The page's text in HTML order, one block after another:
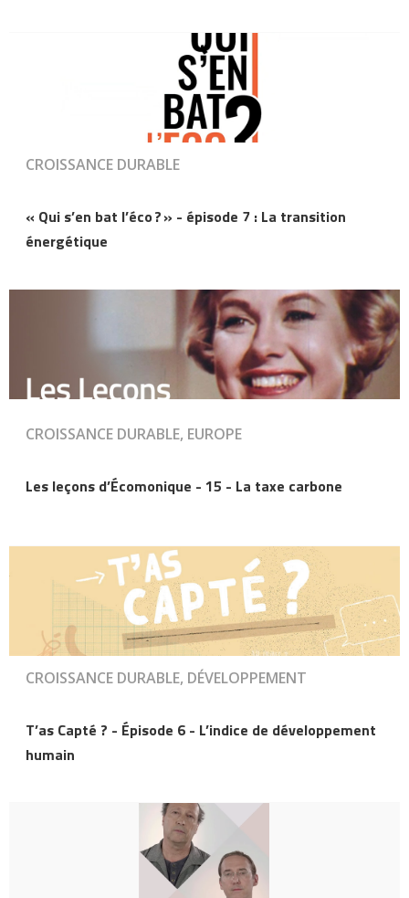
CROISSANCE DURABLE
« Qui s’en bat l’éco ? » - épisode 7 : La transition
énergétique
CROISSANCE DURABLE, EUROPE
Les leçons d’Écomonique - 15 - La taxe carbone
CROISSANCE DURABLE, DÉVELOPPEMENT
T’as Capté ? - Épisode 6 - L’indice de développement
humain